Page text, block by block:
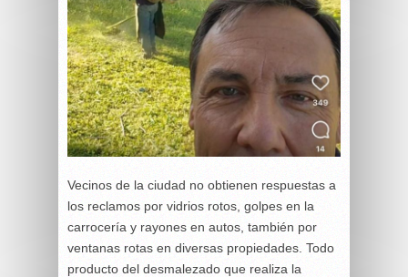
Vecinos de la ciudad no obtienen respuestas a
los reclamos por vidrios rotos, golpes en la
carrocería y rayones en autos, también por
ventanas rotas en diversas propiedades. Todo
producto del desmalezado que realiza la